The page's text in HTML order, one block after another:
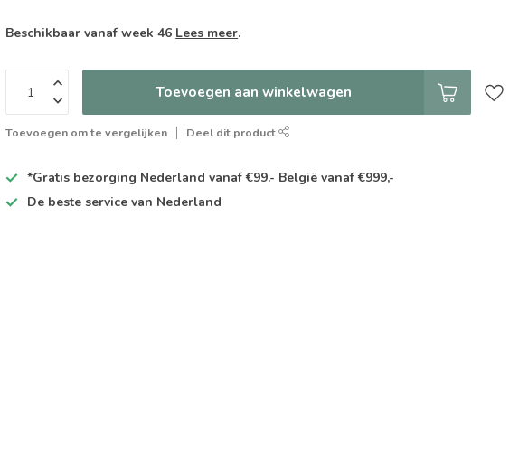
Beschikbaar vanaf week 46 Lees meer.
Toevoegen aan winkelwagen
Toevoegen om te vergelijken Deel dit product
*Gratis bezorging Nederland vanaf €99.- België vanaf €999,-
De beste service van Nederland